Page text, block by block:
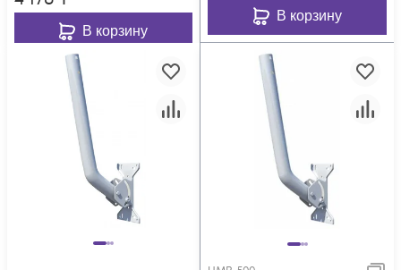
В корзину
В корзину